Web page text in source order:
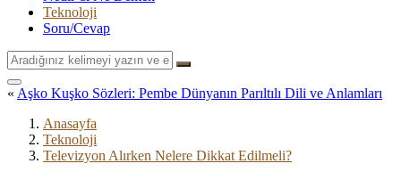
Teknoloji
Soru/Cevap
Arama
« Aşko Kuşko Sözleri: Pembe Dünyanın Parıltılı Dili ve Anlamları
Anasayfa
Teknoloji
Televizyon Alırken Nelere Dikkat Edilmeli?